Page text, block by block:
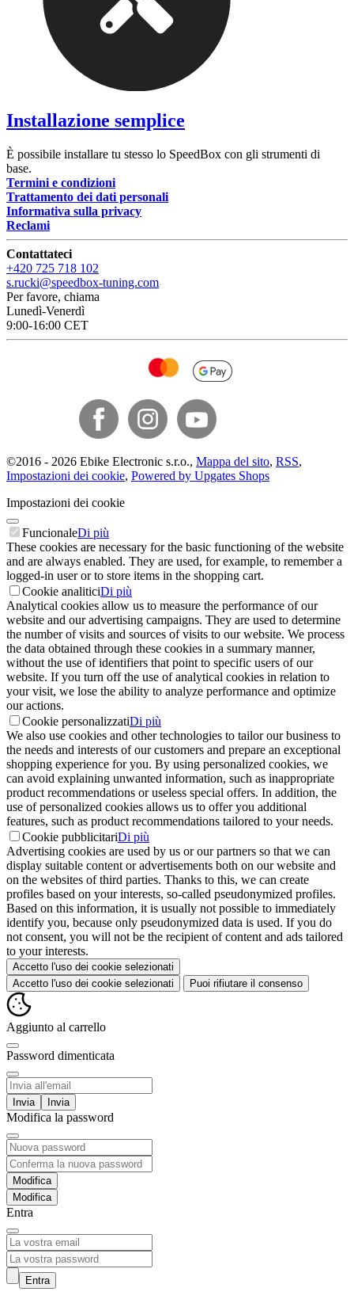
Installazione semplice
È possibile installare tu stesso lo SpeedBox con gli strumenti di
base.
Termini e condizioni
Trattamento dei dati personali
Informativa sulla privacy
Reclami
Contattateci
+420 725 718 102
s.rucki@speedbox-tuning.com
Per favore, chiama
Lunedì-Venerdì
9:00-16:00 CET
©2016 - 2026 Ebike Electronic s.r.o., Mappa del sito, RSS,
Impostazioni dei cookie, Powered by Upgates Shops
Impostazioni dei cookie
FuncionaleDi più
These cookies are necessary for the basic functioning of the website
and are always enabled. They are used, for example, to remember a
logged-in user or to store items in the shopping cart.
Cookie analiticiDi più
Analytical cookies allow us to measure the performance of our
website and our advertising campaigns. They are used to determine
the number of visits and sources of visits to our website. We process
the data obtained through these cookies in a summary manner,
without the use of identifiers that point to specific users of our
website. If you turn off the use of analytical cookies in relation to
your visit, we lose the ability to analyze performance and optimize
our actions.
Cookie personalizzatiDi più
We also use cookies and other technologies to tailor our business to
the needs and interests of our customers and prepare an exceptional
shopping experience for you. By using personalized cookies, we
can avoid explaining unwanted information, such as inappropriate
product recommendations or useless special offers. In addition, the
use of personalized cookies allows us to offer you additional
features, such as product recommendations tailored to your needs.
Cookie pubblicitariDi più
Advertising cookies are used by us or our partners so that we can
display suitable content or advertisements both on our website and
on the websites of third parties. Thanks to this, we can create
profiles based on your interests, so-called pseudonymized profiles.
Based on this information, it is usually not possible to immediately
identify you, because only pseudonymized data is used. If you do
not consent, you will not be the recipient of content and ads tailored
to your interests.
Accetto l'uso dei cookie selezionati
Accetto l'uso dei cookie selezionati
Puoi rifiutare il consenso
Aggiunto al carrello
Password dimenticata
Invia
Modifica la password
Modifica
Entra
Entra